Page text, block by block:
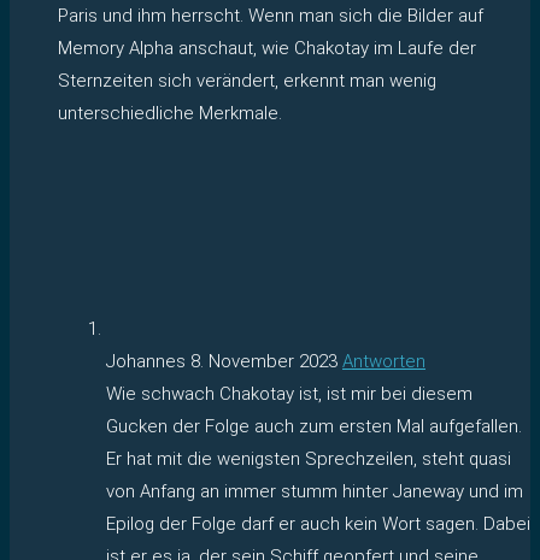
Paris und ihm herrscht. Wenn man sich die Bilder auf
Memory Alpha anschaut, wie Chakotay im Laufe der
Sternzeiten sich verändert, erkennt man wenig
unterschiedliche Merkmale.
Johannes 8. November 2023 Antworten
Wie schwach Chakotay ist, ist mir bei diesem
Gucken der Folge auch zum ersten Mal aufgefallen.
Er hat mit die wenigsten Sprechzeilen, steht quasi
von Anfang an immer stumm hinter Janeway und im
Epilog der Folge darf er auch kein Wort sagen. Dabei